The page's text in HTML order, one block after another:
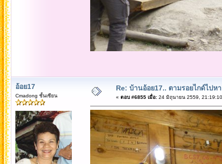
อ้อย17
Cmadong ชั้นเซียน
Re: บ้านอ้อย17.. ตามรอยไกด์ไปห
« ตอบ #6855 เมื่อ:24 มิถุนายน 2559,